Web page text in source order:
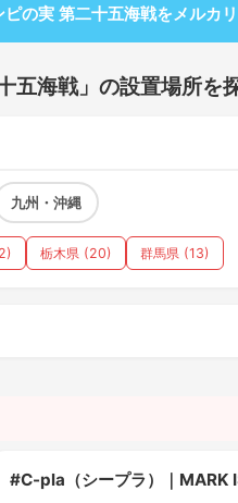
の実 第二十五海戦をメルカ
五海戦」の設置場所を
九州・沖縄
(12) 栃木県 (20) 群馬県 (13)
#C-pla（シープラ）｜MARK